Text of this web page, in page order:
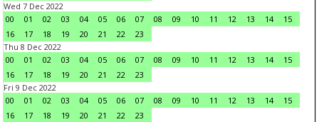
Wed 7 Dec 2022
00
01 02 03 04 05 06 07 08 09 10 11 12 13 14
15
16
17 18 19 20 21 22
23
Thu 8 Dec 2022
00
01 02 03 04 05 06 07 08 09 10 11 12 13 14
15
16
17 18 19 20 21 22
23
Fri 9 Dec 2022
00
01 02 03 04 05 06 07 08 09 10 11 12 13 14
15
16
17 18 19 20 21 22
23